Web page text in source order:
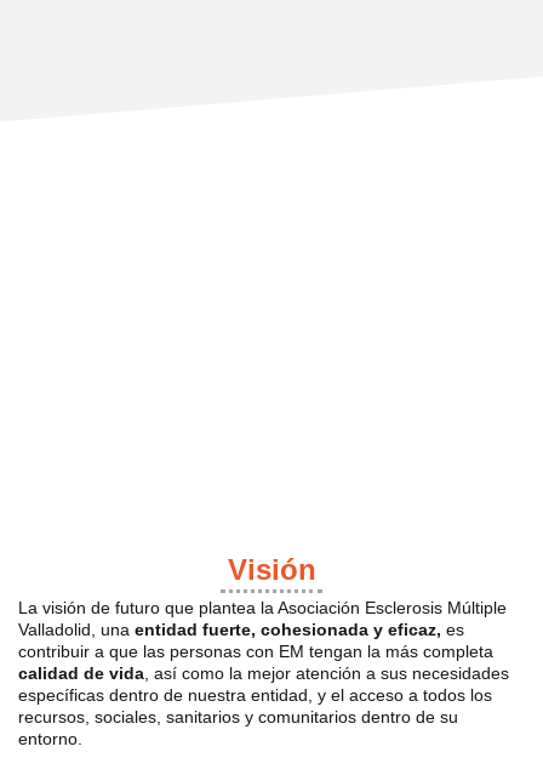
Visión
La visión de futuro que plantea la Asociación Esclerosis Múltiple
Valladolid, una entidad fuerte, cohesionada y eficaz, es
contribuir a que las personas con EM tengan la más completa
calidad de vida , así como la mejor atención a sus necesidades
específicas dentro de nuestra entidad, y el acceso a todos los
recursos, sociales, sanitarios y comunitarios dentro de su
entorno.